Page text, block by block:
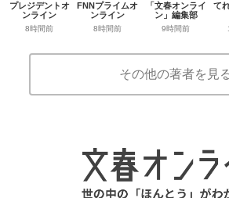
プレジデントオ
ンライン
8時間前
FNNプライムオ
ンライン
8時間前
「文春オンライ
ン」編集部
9時間前
て
その他の著者を見